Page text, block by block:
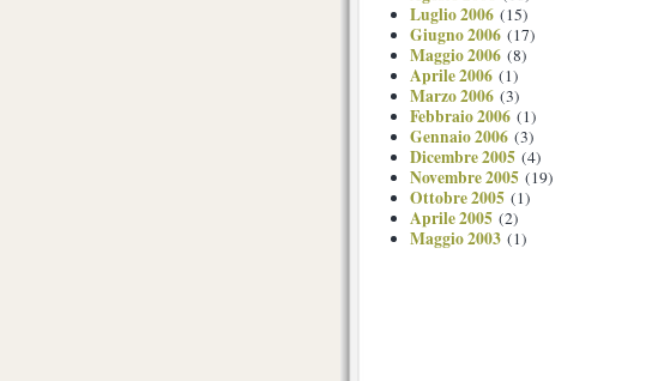
Luglio 2006 (15)
Giugno 2006 (17)
Maggio 2006 (8)
Aprile 2006 (1)
Marzo 2006 (3)
Febbraio 2006 (1)
Gennaio 2006 (3)
Dicembre 2005 (4)
Novembre 2005 (19)
Ottobre 2005 (1)
Aprile 2005 (2)
Maggio 2003 (1)